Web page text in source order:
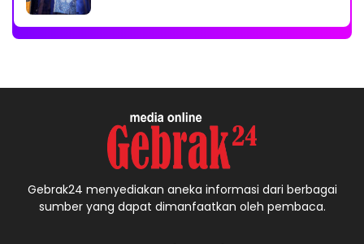
Gebrak24 menyediakan aneka informasi dari berbagai
sumber yang dapat dimanfaatkan oleh pembaca.